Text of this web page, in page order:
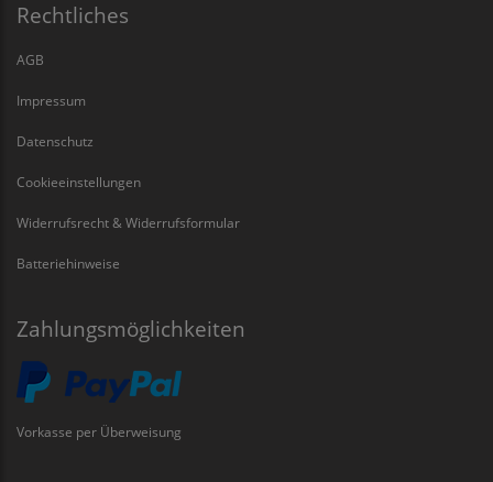
Rechtliches
AGB
Impressum
Datenschutz
Cookieeinstellungen
Widerrufsrecht & Widerrufsformular
Batteriehinweise
Zahlungsmöglichkeiten
Vorkasse per Überweisung